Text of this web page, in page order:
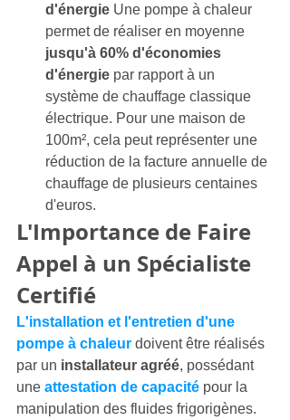
d'énergie Une pompe à chaleur
permet de réaliser en moyenne
jusqu'à 60% d'économies
d'énergie par rapport à un
système de chauffage classique
électrique. Pour une maison de
100m², cela peut représenter une
réduction de la facture annuelle de
chauffage de plusieurs centaines
d'euros.
L'Importance de Faire
Appel à un Spécialiste
Certifié
L'installation et l'entretien d'une
pompe à chaleur doivent être réalisés
par un installateur agréé, possédant
une attestation de capacité pour la
manipulation des fluides frigorigènes.